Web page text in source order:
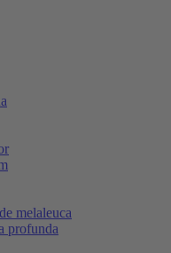
melaleuca
profunda